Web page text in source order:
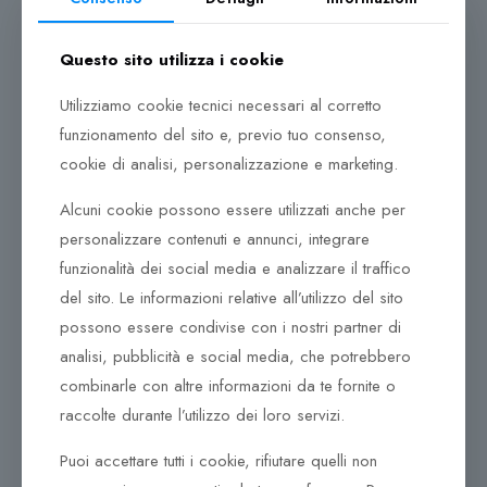
all’interno del quale i prodotti vengono continuamente
controllati, e solo una volta assicurata la qualità,
possono lasciare l’azienda. La passione dei nostri
esperti, unita all’abilità e all’attenzione per il più piccolo
dettaglio, sono il segreto dell’eccezionale qualità
racchiusa in ogni gioiello. Una moltitudine di pezzi,
compone gioielli unici con movimenti meccanici creati
durante il loro assemblaggio.
Prodotti correlati
370,00€ 390,00
Questo sito utilizza i cookie
Utilizziamo cookie tecnici necessari al corretto
funzionamento del sito e, previo tuo consenso,
cookie di analisi, personalizzazione e marketing.
Alcuni cookie possono essere utilizzati anche per
personalizzare contenuti e annunci, integrare
funzionalità dei social media e analizzare il traffico
del sito. Le informazioni relative all’utilizzo del sito
possono essere condivise con i nostri partner di
analisi, pubblicità e social media, che potrebbero
combinarle con altre informazioni da te fornite o
raccolte durante l’utilizzo dei loro servizi.
Puoi accettare tutti i cookie, rifiutare quelli non